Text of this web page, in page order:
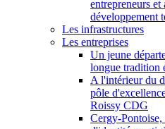
entrepreneurs et
développement
Les infrastructures
Les entreprises
Un jeune
longue tradition
A l'intérieur du
pôle
Roissy CDG
Cergy-Pontoise,